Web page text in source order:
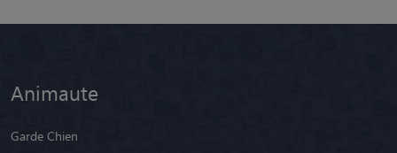
Animaute
Garde Chien